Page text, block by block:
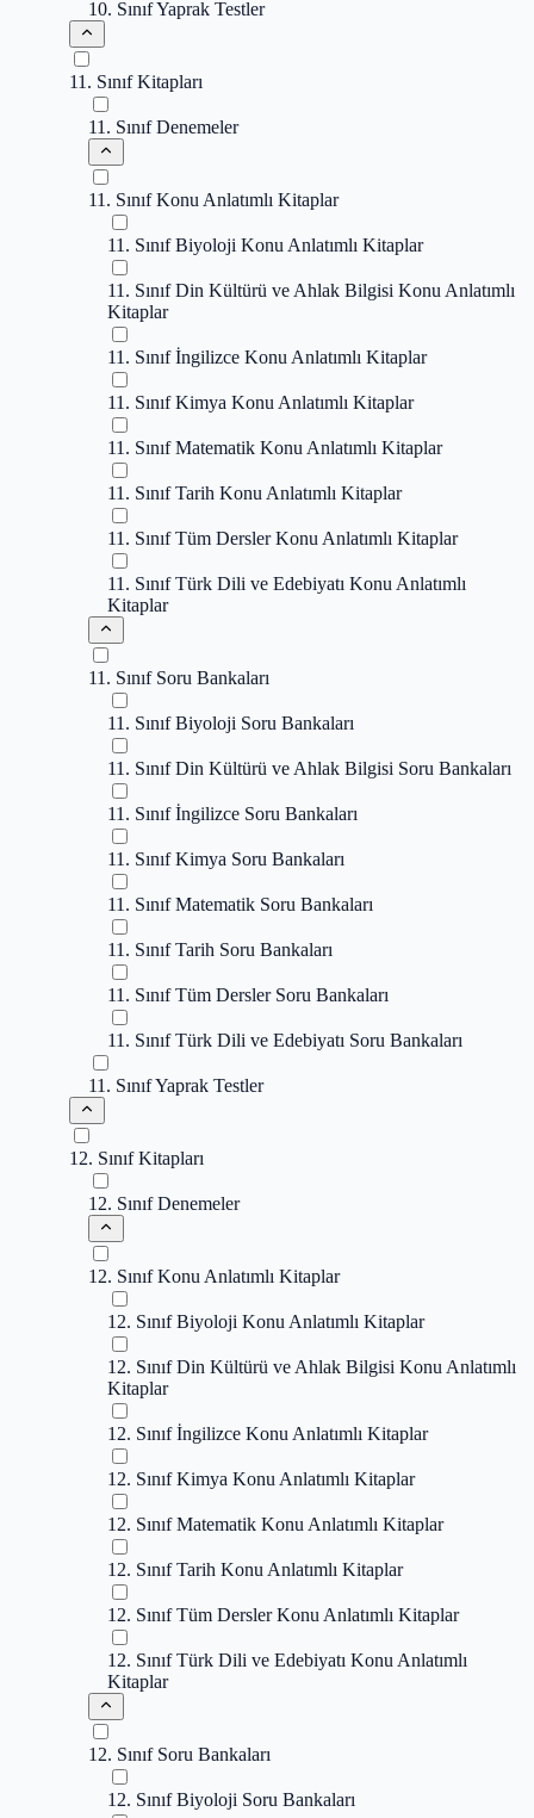
10. Sınıf Yaprak Testler
11. Sınıf Kitapları
11. Sınıf Denemeler
11. Sınıf Konu Anlatımlı Kitaplar
11. Sınıf Biyoloji Konu Anlatımlı Kitaplar
11. Sınıf Din Kültürü ve Ahlak Bilgisi Konu Anlatımlı
Kitaplar
11. Sınıf İngilizce Konu Anlatımlı Kitaplar
11. Sınıf Kimya Konu Anlatımlı Kitaplar
11. Sınıf Matematik Konu Anlatımlı Kitaplar
11. Sınıf Tarih Konu Anlatımlı Kitaplar
11. Sınıf Tüm Dersler Konu Anlatımlı Kitaplar
11. Sınıf Türk Dili ve Edebiyatı Konu Anlatımlı
Kitaplar
11. Sınıf Soru Bankaları
11. Sınıf Biyoloji Soru Bankaları
11. Sınıf Din Kültürü ve Ahlak Bilgisi Soru Bankaları
11. Sınıf İngilizce Soru Bankaları
11. Sınıf Kimya Soru Bankaları
11. Sınıf Matematik Soru Bankaları
11. Sınıf Tarih Soru Bankaları
11. Sınıf Tüm Dersler Soru Bankaları
11. Sınıf Türk Dili ve Edebiyatı Soru Bankaları
11. Sınıf Yaprak Testler
12. Sınıf Kitapları
12. Sınıf Denemeler
12. Sınıf Konu Anlatımlı Kitaplar
12. Sınıf Biyoloji Konu Anlatımlı Kitaplar
12. Sınıf Din Kültürü ve Ahlak Bilgisi Konu Anlatımlı
Kitaplar
12. Sınıf İngilizce Konu Anlatımlı Kitaplar
12. Sınıf Kimya Konu Anlatımlı Kitaplar
12. Sınıf Matematik Konu Anlatımlı Kitaplar
12. Sınıf Tarih Konu Anlatımlı Kitaplar
12. Sınıf Tüm Dersler Konu Anlatımlı Kitaplar
12. Sınıf Türk Dili ve Edebiyatı Konu Anlatımlı
Kitaplar
12. Sınıf Soru Bankaları
12. Sınıf Biyoloji Soru Bankaları